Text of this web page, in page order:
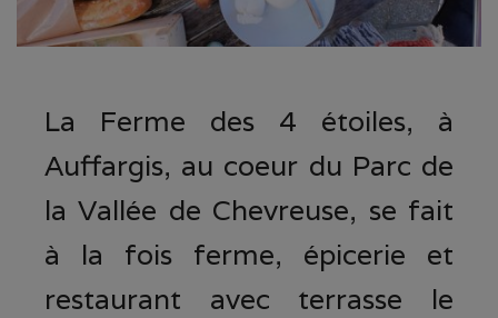
La Ferme des 4 étoiles, à
Auffargis, au coeur du Parc de
la Vallée de Chevreuse, se fait
à la fois ferme, épicerie et
restaurant avec terrasse le